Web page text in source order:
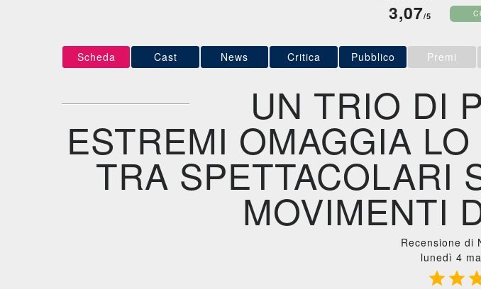
3,07/5
Scheda Cast News Critica Pubblico Premi
UN TRIO DI
ESTREMI OMAGGIA
TRA SPETTACOLARI
MOVIMENTI
Recensione di
lunedì 4
